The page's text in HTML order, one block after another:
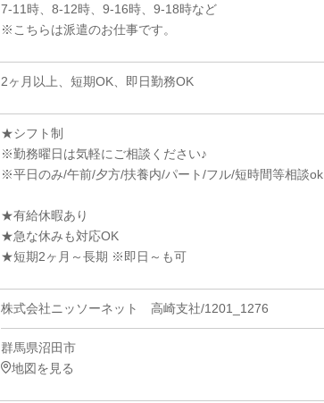
7-11時、8-12時、9-16時、9-18時など
※こちらは派遣のお仕事です。
2ヶ月以上、短期OK、即日勤務OK
★シフト制
※勤務曜日は気軽にご相談ください♪
※平日のみ/午前/夕方/扶養内/パート/フル/短時間等相談ok
★有給休暇あり
★急な休みも対応OK
★短期2ヶ月～長期 ※即日～も可
株式会社ニッソーネット 高崎支社/1201_1276
群馬県沼田市
地図を見る